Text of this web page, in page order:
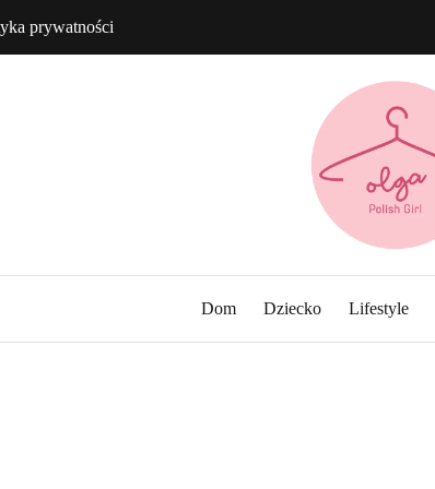
prywatności
Dom Dziecko Lifestyle